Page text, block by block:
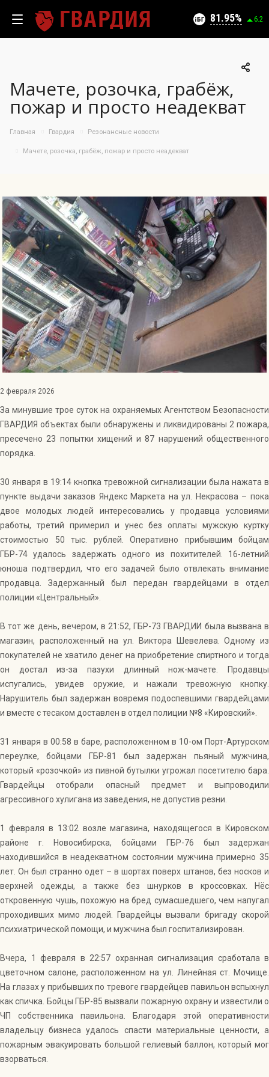
81.95 6.2
08.07 23.07
50
55
60
65
80
95
100
Индекс Безопасности ГВАРДИИ –
открытый проект Агентства Безопасности ГВАРДИЯ для
оценки уровня защищённости жителей города от
криминальных угроз.Подробнее >>
Мачете, розочка, грабёж,
пожар и просто неадекват
Главная Гвардия Резонансные новости
Мачете, розочка, грабёж, пожар и просто неадекват
2 февраля 2026
За минувшие трое суток на охраняемых Агентством Безопасности
ГВАРДИЯ объектах были обнаружены и ликвидированы 2 пожара,
пресечено 23 попытки хищений и 87 нарушений общественного
порядка.
30 января в 19:14 кнопка тревожной сигнализации была нажата в
пункте выдачи заказов Яндекс Маркета на ул. Некрасова – пока
двое молодых людей интересовались у продавца условиями
работы, третий примерил и унес без оплаты мужскую куртку
стоимостью 50 тыс. рублей. Оперативно прибывшим бойцам
ГБР-74 удалось задержать одного из похитителей. 16-летний
юноша подтвердил, что его задачей было отвлекать внимание
продавца. Задержанный был передан гвардейцами в отдел
полиции «Центральный».
В тот же день, вечером, в 21:52, ГБР-73 ГВАРДИИ была вызвана в
магазин, расположенный на ул. Виктора Шевелева. Одному из
покупателей не хватило денег на приобретение спиртного и тогда
он достал из-за пазухи длинный нож-мачете. Продавцы
испугались, увидев оружие, и нажали тревожную кнопку.
Нарушитель был задержан вовремя подоспевшими гвардейцами
и вместе с тесаком доставлен в отдел полиции №8 «Кировский».
31 января в 00:58 в баре, расположенном в 10-ом Порт-Артурском
переулке, бойцами ГБР-81 был задержан пьяный мужчина,
который «розочкой» из пивной бутылки угрожал посетителю бара.
Гвардейцы отобрали опасный предмет и выпроводили
агрессивного хулигана из заведения, не допустив резни.
1 февраля в 13:02 возле магазина, находящегося в Кировском
районе г. Новосибирска, бойцами ГБР-76 был задержан
находившийся в неадекватном состоянии мужчина примерно 35
лет. Он был странно одет – в шортах поверх штанов, без носков и
верхней одежды, а также без шнурков в кроссовках. Нёс
откровенную чушь, похожую на бред сумасшедшего, чем напугал
проходивших мимо людей. Гвардейцы вызвали бригаду скорой
психиатрической помощи, и мужчина был госпитализирован.
Вчера, 1 февраля в 22:57 охранная сигнализация сработала в
цветочном салоне, расположенном на ул. Линейная ст. Мочище.
На глазах у прибывших по тревоге гвардейцев павильон вспыхнул
как спичка. Бойцы ГБР-85 вызвали пожарную охрану и известили о
ЧП собственника павильона. Благодаря этой оперативности
владельцу бизнеса удалось спасти материальные ценности, а
пожарным эвакуировать большой гелиевый баллон, который мог
взорваться.